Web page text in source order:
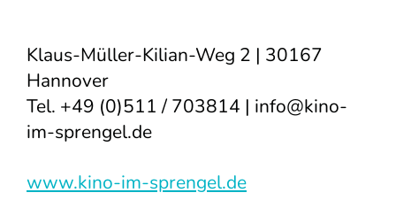
Klaus-Müller-Kilian-Weg 2 | 30167
Hannover
Tel. +49 (0)511 / 703814 | info@kino-
im-sprengel.de
www.kino-im-sprengel.de